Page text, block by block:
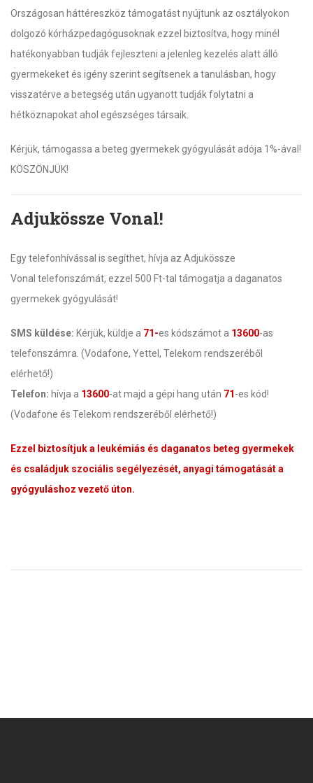
Országosan háttéreszköz támogatást nyújtunk az osztályokon
dolgozó kórházpedagógusoknak ezzel biztosítva, hogy minél
hatékonyabban tudják fejleszteni a jelenleg kezelés alatt álló
gyermekeket és igény szerint segítsenek a tanulásban, hogy
visszatérve a betegség után ugyanott tudják folytatni a
hétköznapokat ahol egészséges társaik.
Kérjük, támogassa a beteg gyermekek gyógyulását adója 1%-ával!
KÖSZÖNJÜK!
Adjukössze Vonal!
Egy telefonhívással is segíthet, hívja az Adjukössze
Vonal telefonszámát, ezzel 500 Ft-tal támogatja a daganatos
gyermekek gyógyulását!
SMS küldése: Kérjük, küldje a 71-es kódszámot a 13600-as
telefonszámra. (Vodafone, Yettel, Telekom rendszeréből
elérhető!)
Telefon: hívja a 13600-at majd a gépi hang után 71-es kód!
(Vodafone és Telekom rendszeréből elérhető!)
Ezzel biztosítjuk a leukémiás és daganatos beteg gyermekek
és családjuk szociális segélyezését, anyagi támogatását a
gyógyuláshoz vezető úton.